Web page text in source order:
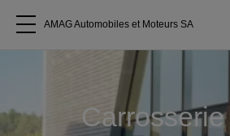
Tous les modèles
A propos
AMAG Automobiles et Moteurs SA
Carrosserie